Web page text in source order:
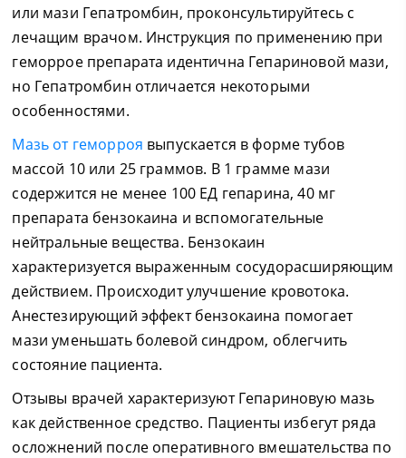
или мази Гепатромбин, проконсультируйтесь с
лечащим врачом. Инструкция по применению при
геморрое препарата идентична Гепариновой мази,
но Гепатромбин отличается некоторыми
особенностями.
Мазь от геморроя выпускается в форме тубов
массой 10 или 25 граммов. В 1 грамме мази
содержится не менее 100 ЕД гепарина, 40 мг
препарата бензокаина и вспомогательные
нейтральные вещества. Бензокаин
характеризуется выраженным сосудорасширяющим
действием. Происходит улучшение кровотока.
Анестезирующий эффект бензокаина помогает
мази уменьшать болевой синдром, облегчить
состояние пациента.
Отзывы врачей характеризуют Гепариновую мазь
как действенное средство. Пациенты избегут ряда
осложнений после оперативного вмешательства по